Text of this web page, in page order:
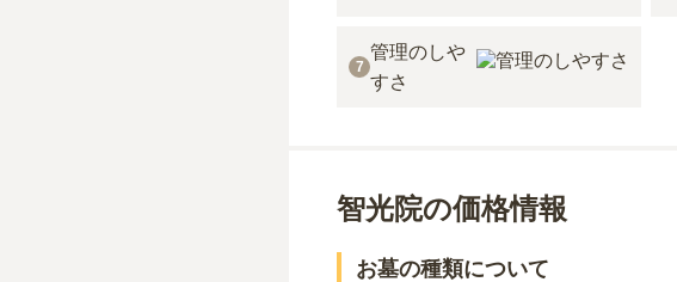
7
管理のしや
すさ
智光院の価格情報
お墓の種類について